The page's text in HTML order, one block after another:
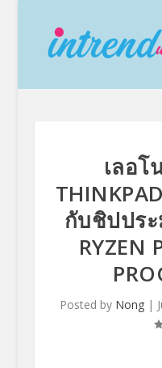
เลอโ
กับชิปปร
RYZEN
Posted by Nong|